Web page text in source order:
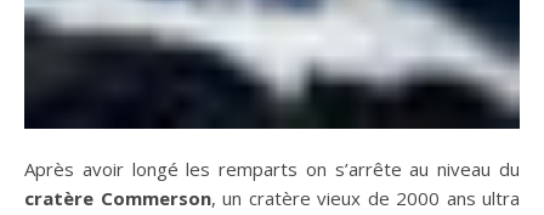
Après avoir longé les remparts on s’arrête au niveau du
cratère Commerson, un cratère vieux de 2000 ans ultra